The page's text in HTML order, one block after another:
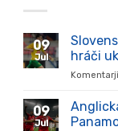
09
Jul
hráči
09
Jul